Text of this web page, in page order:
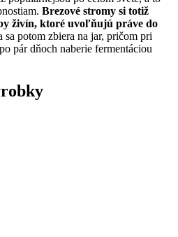
Brezové stromy si totiž
živín, ktoré uvoľňujú práve do
sa potom zbiera na jar, pričom pri
pár dňoch naberie fermentáciou